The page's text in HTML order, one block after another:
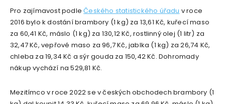
Pro zajímavost podleČeského statistického úřadu v roce
2016 bylo k dostání brambory (1 kg) za 13,61 Kč, kuřecí maso
za 60,41 Kč, máslo (1 kg) za 130,12 Kč, rostlinný olej (1 litr) za
32,47 Kč, vepřové maso za 96,7 Kč, jablka (1 kg) za 26,74 Kč,
chleba za 19,34 Kč a sýr gouda za 150,42 Kč. Dohromady
nákup vychází na 529,81 Kč.
Mezitímco v roce 2022 se v českých obchodech brambory (1